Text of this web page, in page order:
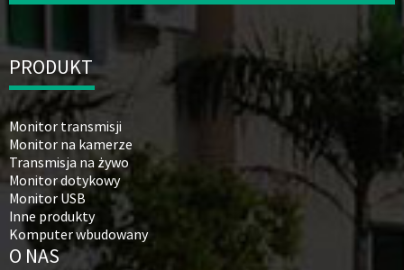
PRODUKT
Monitor transmisji
Monitor na kamerze
Transmisja na żywo
Monitor dotykowy
Monitor USB
Inne produkty
Komputer wbudowany
O NAS